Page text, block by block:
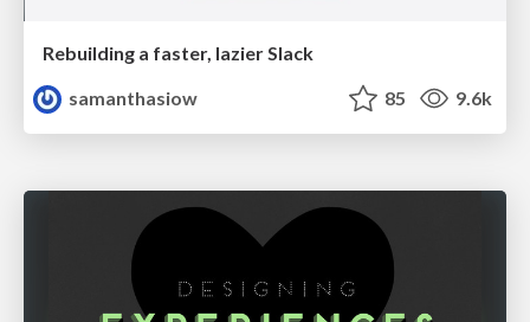
Rebuilding a faster, lazier Slack
samanthasiow
85 9.6k